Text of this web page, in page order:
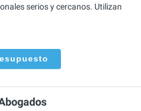
serios y cercanos. Utilizan